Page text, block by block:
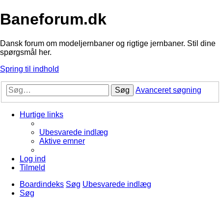
Baneforum.dk
Dansk forum om modeljernbaner og rigtige jernbaner. Stil dine
spørgsmål her.
Spring til indhold
Søg Avanceret søgning
Hurtige links
Ubesvarede indlæg
Aktive emner
Log ind
Tilmeld
Boardindeks Søg Ubesvarede indlæg
Søg